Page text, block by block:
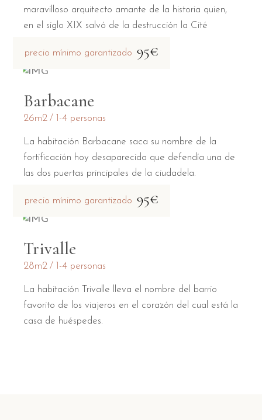
maravilloso arquitecto amante de la historia quien,
en el siglo XIX salvó de la destrucción la Cité
precio mínimo garantizado 95€
Barbacane
26m2 1-4 personas
La habitación Barbacane saca su nombre de la
fortificación hoy desaparecida que defendía una de
las dos puertas principales de la ciudadela.
precio mínimo garantizado 95€
Trivalle
28m2 1-4 personas
La habitación Trivalle lleva el nombre del barrio
favorito de los viajeros en el corazón del cual está la
casa de huéspedes.